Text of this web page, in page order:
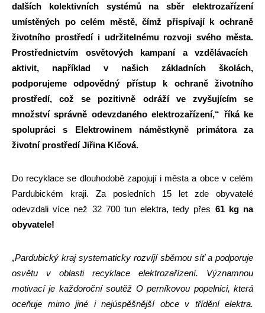
dalších kolektivních systémů na sběr elektrozařízení
umístěných po celém městě, čímž přispívají k ochraně
životního prostředí i udržitelnému rozvoji svého města.
Prostřednictvím osvětových kampaní a vzdělávacích
aktivit, například v našich základních školách,
podporujeme odpovědný přístup k ochraně životního
prostředí, což se pozitivně odráží ve zvyšujícím se
množství správně odevzdaného elektrozařízení,“ říká ke
spolupráci s Elektrowinem náměstkyně primátora za
životní prostředí Jiřina Klčová.
Do recyklace se dlouhodobě zapojují i města a obce v celém
Pardubickém kraji. Za posledních 15 let zde obyvatelé
odevzdali více než 32 700 tun elektra, tedy přes 61 kg na
obyvatele!
„Pardubický kraj systematicky rozvíjí sběrnou síť a podporuje
osvětu v oblasti recyklace elektrozařízení. Významnou
motivací je každoroční soutěž O perníkovou popelnici, která
oceňuje mimo jiné i nejúspěšnější obce v třídění elektra.